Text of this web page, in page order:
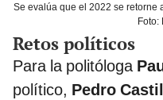
Se evalúa que el 2022 se retorne
Foto:
Retos políticos
Para la politóloga
político, Pedro